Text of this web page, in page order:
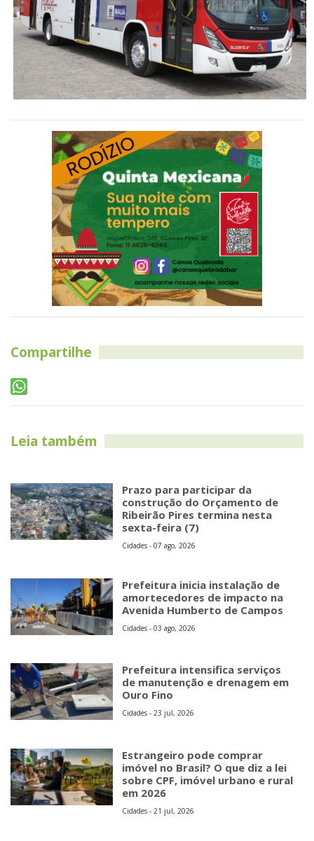
Compartilhe
Leia também
Prazo para participar da
construção do Orçamento de
Ribeirão Pires termina nesta
sexta-feira (7)
Cidades - 07 ago, 2026
Prefeitura inicia instalação de
amortecedores de impacto na
Avenida Humberto de Campos
Cidades - 03 ago, 2026
Prefeitura intensifica serviços
de manutenção e drenagem em
Ouro Fino
Cidades - 23 jul, 2026
Estrangeiro pode comprar
imóvel no Brasil? O que diz a lei
sobre CPF, imóvel urbano e rural
em 2026
Cidades - 21 jul, 2026